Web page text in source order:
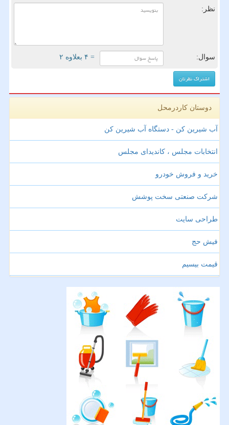
نظر:
سوال: = ۴ بعلاوه ۲
دوستان کاردرمحل
آب شیرین کن - دستگاه آب شیرین کن
انتخابات مجلس ، کاندیدای مجلس
خرید و فروش خودرو
شرکت صنعتی سخت پوشش
طراحی سایت
فیش حج
قیمت بیسیم